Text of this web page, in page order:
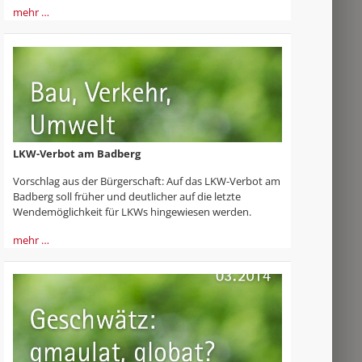
mehr …
LKW-Verbot am Badberg
Vorschlag aus der Bürgerschaft: Auf das LKW-Verbot am
Badberg soll früher und deutlicher auf die letzte
Wendemöglichkeit für LKWs hingewiesen werden.
mehr …